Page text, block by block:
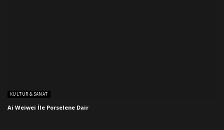
KÜLTÜR & SANAT
Ai Weiwei İle Porselene Dair